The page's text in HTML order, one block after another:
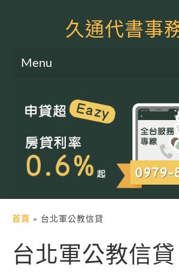
久通代書事
Menu
土地二胎申貸
房屋二胎申貸
軍公教貸款
土地貸款
房屋貸款
信用貸款
首頁 » 台北軍公教信貸
台北軍公教信貸